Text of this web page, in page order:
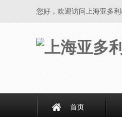
您好，欢迎访问上海亚多利
首页